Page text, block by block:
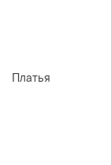
Платья